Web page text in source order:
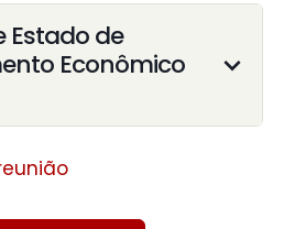
Estado de
Econômico